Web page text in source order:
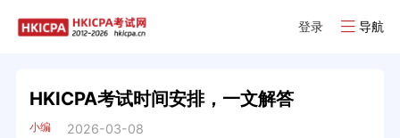
登录 导航
HKICPA考试时间安排，一文解答
小编 2026-03-08